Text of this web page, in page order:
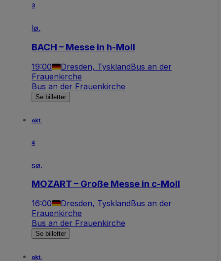
3
lø.
BACH – Messe in h-Moll
19:00 Dresden, TysklandBus an der
Frauenkirche
Bus an der Frauenkirche
Se billetter
okt.
4
sø.
MOZART – Große Messe in c-Moll
16:00 Dresden, TysklandBus an der
Frauenkirche
Bus an der Frauenkirche
Se billetter
okt.